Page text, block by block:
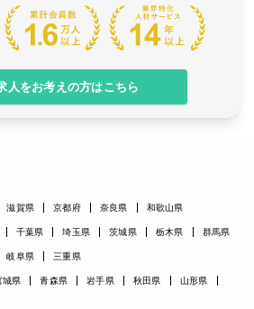
人をお考えの方はこちら
滋賀県 京都府 奈良県 和歌山県
千葉県 埼玉県 茨城県 栃木県 群馬県
岐阜県 三重県
城県 青森県 岩手県 秋田県
山形県